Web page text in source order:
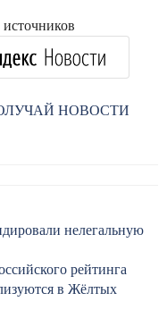
НОВОСТИ
нелегальную
рейтинга
в Жёлтых